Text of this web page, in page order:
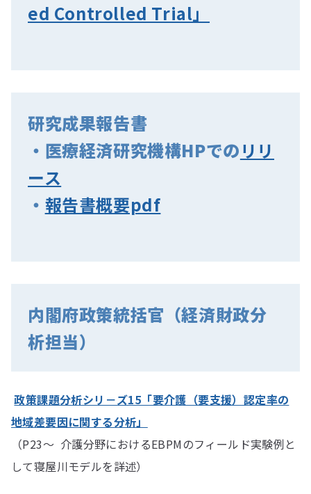
ed Controlled Trial」
研究成果報告書
・医療経済研究機構HPでのリリ
ース
・ 報告書概要pdf
内閣府政策統括官（経済財政分
析担当）
政策課題分析シリ－ズ15「要介護（要支援）認定率の
地域差要因に関する分析」
（P23〜 介護分野におけるEBPMのフィールド実験例と
して寝屋川モデルを詳述）